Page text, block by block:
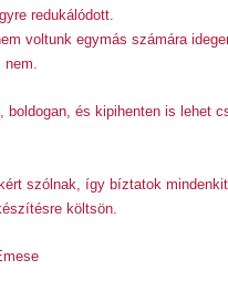
redukálódott.
voltunk egymás számára
és kipihenten is lehet
szólnak, így bíztatok
költsön.